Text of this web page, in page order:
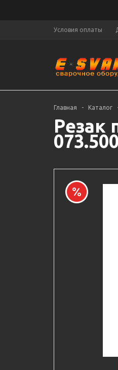
Условия оплаты
Главная - Каталог
Резак